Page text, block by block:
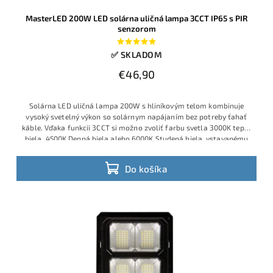
MasterLED 200W LED solárna uličná lampa 3CCT IP65 s PIR
senzorom
✅ SKLADOM
€46,90
Do košíka
Solárna LED uličná lampa 200W s hliníkovým telom kombinuje
vysoký svetelný výkon so solárnym napájaním bez potreby ťahať
káble. Vďaka funkcii 3CCT si možno zvoliť farbu svetla 3000K teplá
biela, 4500K Denná biela alebo 6000K Studená biela, vstavanému